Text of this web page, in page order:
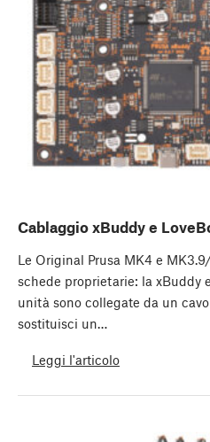
Cablaggio xBuddy e
Le Original Prusa MK4 e
schede proprietarie: la xBuddy
unità sono collegate da un
sostituisci un…
Leggi l'articolo